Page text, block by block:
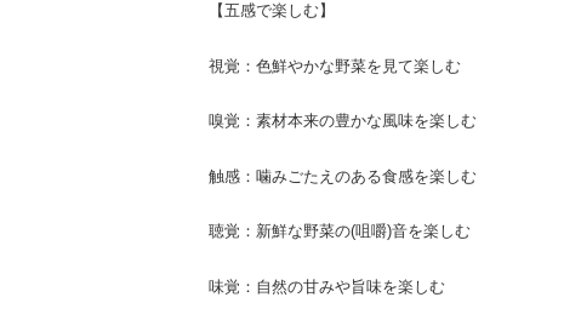
【五感で楽しむ】
視覚：色鮮やかな野菜を見て楽しむ
嗅覚：素材本来の豊かな風味を楽しむ
触感：噛みごたえのある食感を楽しむ
聴覚：新鮮な野菜の(咀嚼)音を楽しむ
味覚：自然の甘みや旨味を楽しむ